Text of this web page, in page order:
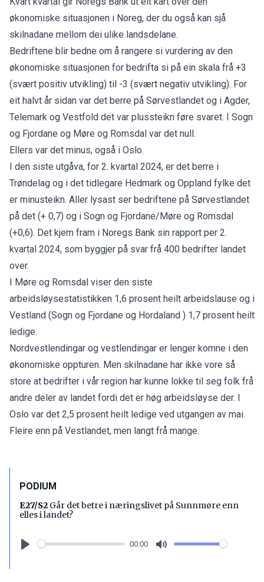
økonomiske situasjonen i Noreg, der du også kan sjå
skilnadane mellom dei ulike landsdelane.
Bedriftene blir bedne om å rangere si vurdering av den
økonomiske situasjonen for bedrifta si på ein skala frå +3
(svært positiv utvikling) til -3 (svært negativ utvikling). For
eit halvt år sidan var det berre på Sørvestlandet og i Agder,
Telemark og Vestfold det var plussteikn føre svaret. I Sogn
og Fjordane og Møre og Romsdal var det null.
Ellers var det minus, også i Oslo.
I den siste utgåva, for 2. kvartal 2024, er det berre i
Trøndelag og i det tidlegare Hedmark og Oppland fylke det
er minusteikn. Aller lysast ser bedriftene på Sørvestlandet
på det (+ 0,7) og i Sogn og Fjordane/Møre og Romsdal
(+0,6). Det kjem fram i Noregs Bank sin rapport per 2.
kvartal 2024, som byggjer på svar frå 400 bedrifter landet
over.
I Møre og Romsdal viser den siste
arbeidsløysestatistikken 1,6 prosent heilt arbeidslause og i
Vestland (Sogn og Fjordane og Hordaland ) 1,7 prosent heilt
ledige.
Nordvestlendingar og vestlendingar er lenger komne i den
økonomiske oppturen. Men skilnadane har ikke vore så
store at bedrifter i vår region har kunne lokke til seg folk frå
andre deler av landet fordi det er høg arbeidsløyse der. I
Oslo var det 2,5 prosent heilt ledige ved utgangen av mai.
Fleire enn på Vestlandet, men langt frå mange.
PODIUM
E27/S2 Går det betre i næringslivet på Sunnmøre enn
elles i landet?
00:00